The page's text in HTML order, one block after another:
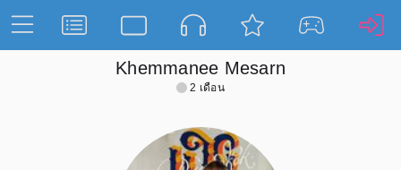
Khemmanee Mesarn
2 เดือน